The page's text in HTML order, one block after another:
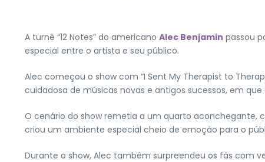
A turnê “12 Notes” do americano Alec Benjamin passou
especial entre o artista e seu público.
Alec começou o show com “I Sent My Therapist to
cuidadosa de músicas novas e antigos sucessos, em
O cenário do show remetia a um quarto aconchegante,
criou um ambiente especial cheio de emoção para o
Durante o show, Alec também surpreendeu os fãs com